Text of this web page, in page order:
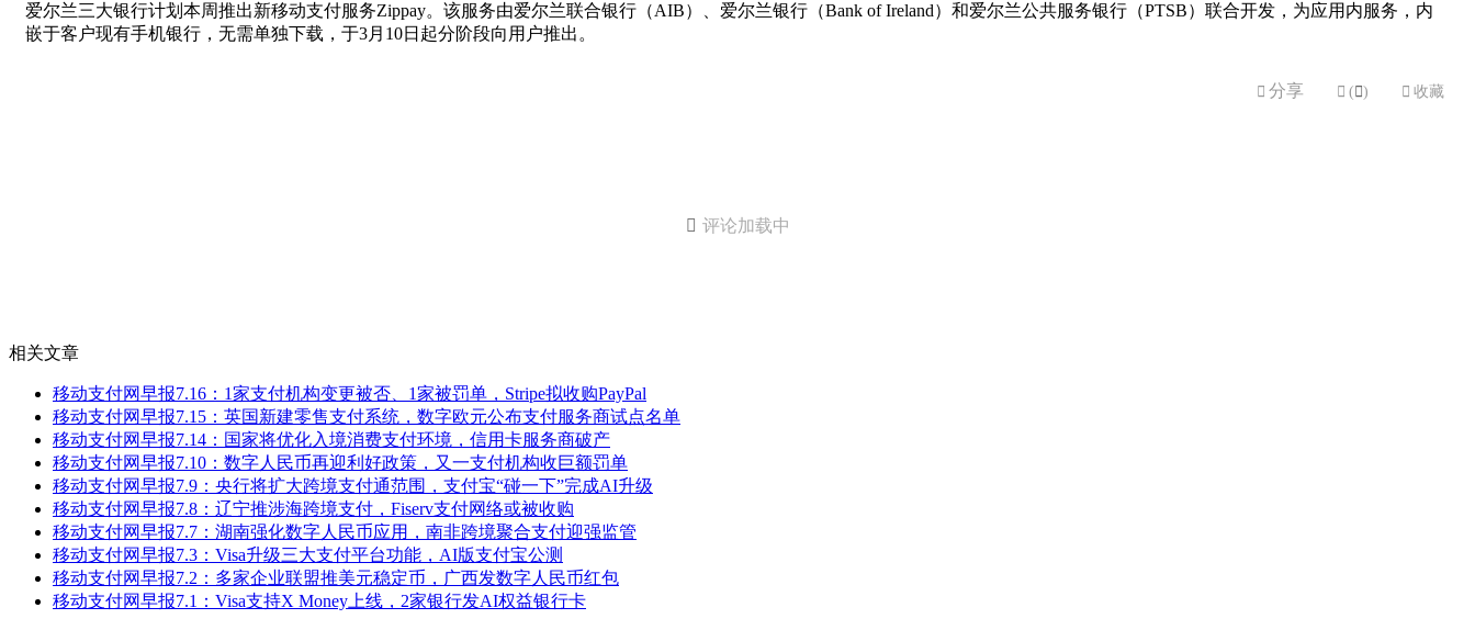
爱尔兰三大银行计划本周推出新移动支付服务Zippay。该服务由爱尔兰联合银行（AIB）、爱尔兰银行（Bank of Ireland）和爱尔兰公共服务银行（PTSB）联合开发，为应用内服务，内
嵌于客户现有手机银行，无需单独下载，于3月10日起分阶段向用户推出。
 分享  ( )  收藏
 评论加载中
相关文章
移动支付网早报7.16：1家支付机构变更被否、1家被罚单，Stripe拟收购PayPal
移动支付网早报7.15：英国新建零售支付系统，数字欧元公布支付服务商试点名单
移动支付网早报7.14：国家将优化入境消费支付环境，信用卡服务商破产
移动支付网早报7.10：数字人民币再迎利好政策，又一支付机构收巨额罚单
移动支付网早报7.9：央行将扩大跨境支付通范围，支付宝“碰一下”完成AI升级
移动支付网早报7.8：辽宁推涉海跨境支付，Fiserv支付网络或被收购
移动支付网早报7.7：湖南强化数字人民币应用，南非跨境聚合支付迎强监管
移动支付网早报7.3：Visa升级三大支付平台功能，AI版支付宝公测
移动支付网早报7.2：多家企业联盟推美元稳定币，广西发数字人民币红包
移动支付网早报7.1：Visa支持X Money上线，2家银行发AI权益银行卡